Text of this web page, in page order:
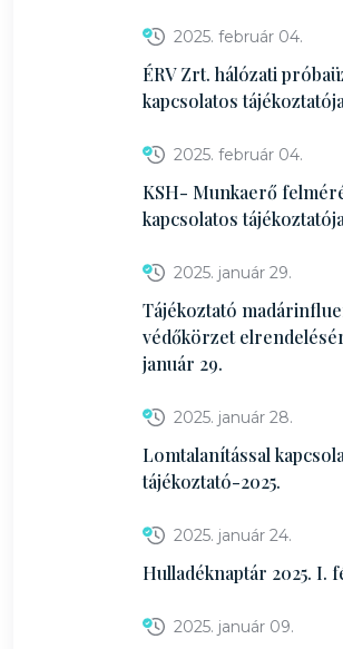
2025. február 04.
ÉRV Zrt. hálózati
kapcsolatos tájékoztatója
2025. február 04.
KSH- Munkaerő
kapcsolatos tájékoztatója
2025. január 29.
Tájékoztató
védőkörzet
január 29.
2025. január 28.
Lomtalanítással
tájékoztató-2025.
2025. január 24.
Hulladéknaptár 2025. I.
2025. január 09.